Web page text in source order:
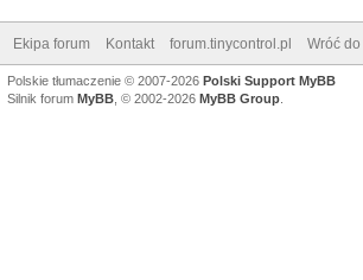
Ekipa forum Kontakt forum.tinycontrol.pl Wróć
Polskie tłumaczenie © 2007-2026 Polski Support MyBB
Silnik forum MyBB , © 2002-2026 MyBB Group